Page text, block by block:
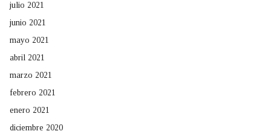
julio 2021
junio 2021
mayo 2021
abril 2021
marzo 2021
febrero 2021
enero 2021
diciembre 2020